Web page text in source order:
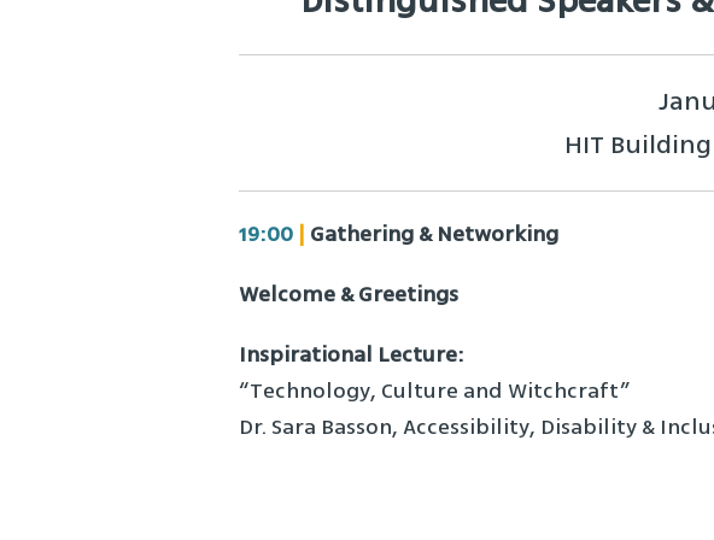
HIT
19:00 | Gathering & Networking
Welcome & Greetings
Inspirational Lecture:
“Technology, Culture and Witchcraft”
Dr. Sara Basson, Accessibility, Disability &